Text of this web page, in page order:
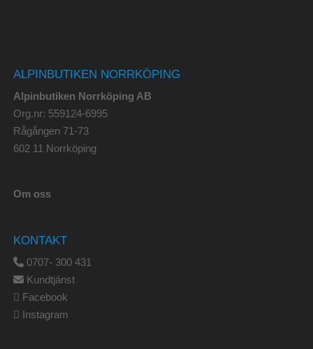
ALPINBUTIKEN NORRKÖPING
Alpinbutiken Norrköping AB
Org.nr: 559124-6995
Rågången 71-73
602 11 Norrköping
Om oss
KONTAKT
0707- 300 431
Kundtjänst
Facebook
Instagram